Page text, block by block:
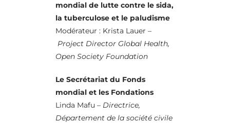
mondial de lutte contre le sida,
la tuberculose et le paludisme
Modérateur : Krista Lauer –
Project Director Global Health,
Open Society Foundation
Le Secrétariat du Fonds
mondial et les Fondations
Linda Mafu – Directrice,
Département de la société civile